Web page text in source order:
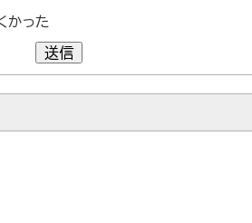
かった
送信